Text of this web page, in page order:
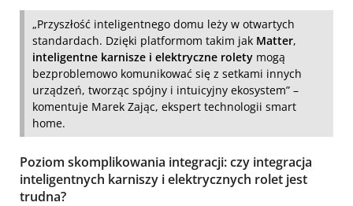
„Przyszłość inteligentnego domu leży w otwartych
standardach. Dzięki platformom takim jak Matter,
inteligentne karnisze i elektryczne rolety mogą
bezproblemowo komunikować się z setkami innych
urządzeń, tworząc spójny i intuicyjny ekosystem” –
komentuje Marek Zając, ekspert technologii smart
home.
Poziom skomplikowania integracji: czy integracja
inteligentnych karniszy i elektrycznych rolet jest
trudna?